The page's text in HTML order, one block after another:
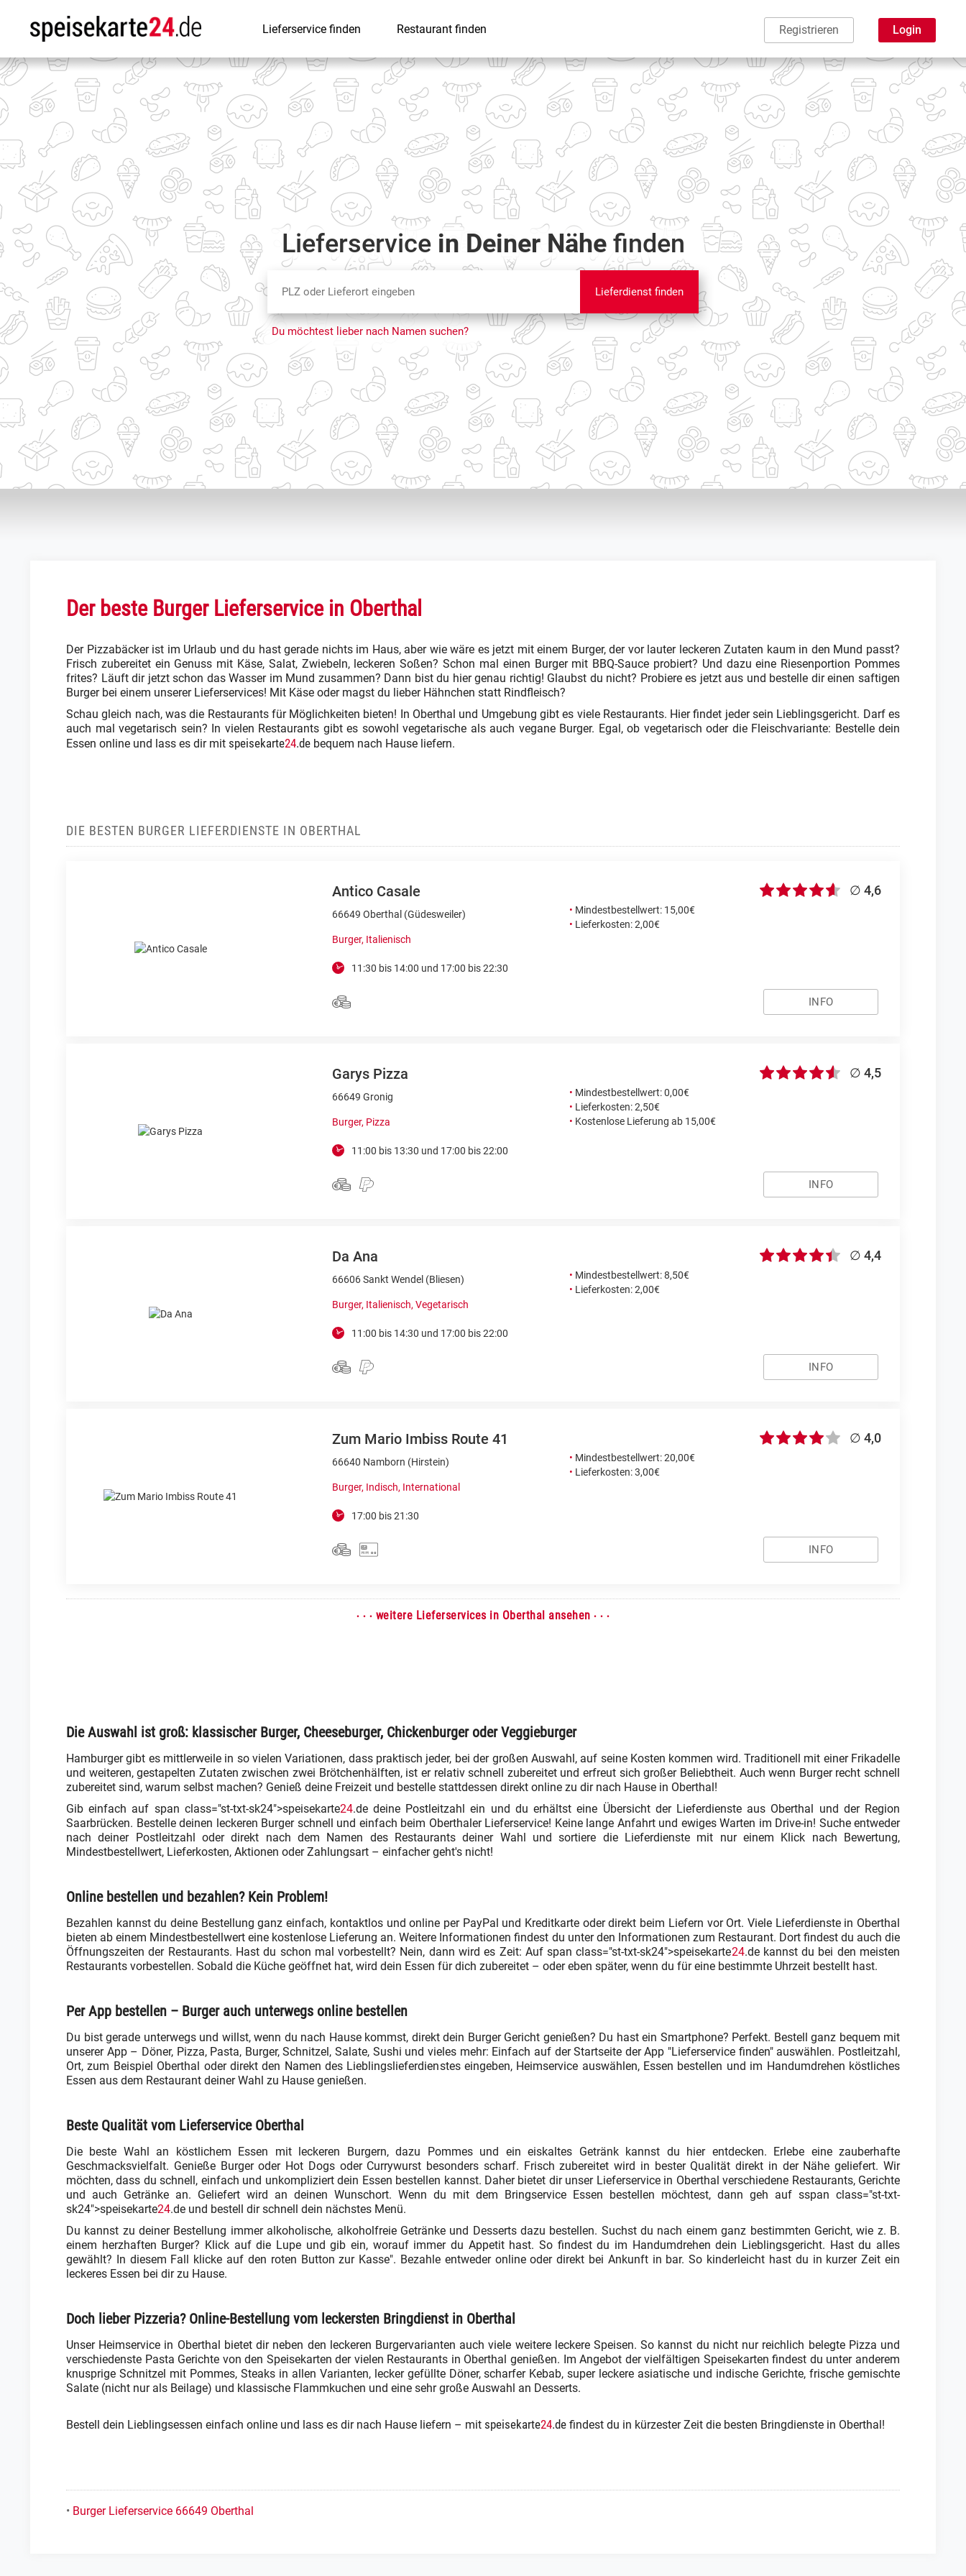
Lieferservice finden Restaurant finden Registrieren Login
Lieferservice in Deiner Nähefinden
Lieferdienst finden
Du möchtest lieber nach Namen suchen?
Der beste Burger Lieferservice in Oberthal
Der Pizzabäcker ist im Urlaub und du hast gerade nichts im Haus, aber wie wäre es jetzt mit einem Burger, der vor lauter leckeren Zutaten kaum in den Mund passt?
Frisch zubereitet ein Genuss mit Käse, Salat, Zwiebeln, leckeren Soßen? Schon mal einen Burger mit BBQ-Sauce probiert? Und dazu eine Riesenportion Pommes
frites? Läuft dir jetzt schon das Wasser im Mund zusammen? Dann bist du hier genau richtig! Glaubst du nicht? Probiere es jetzt aus und bestelle dir einen saftigen
Burger bei einem unserer Lieferservices! Mit Käse oder magst du lieber Hähnchen statt Rindfleisch?
Schau gleich nach, was die Restaurants für Möglichkeiten bieten! In Oberthal und Umgebung gibt es viele Restaurants. Hier findet jeder sein Lieblingsgericht. Darf es
auch mal vegetarisch sein? In vielen Restaurants gibt es sowohl vegetarische als auch vegane Burger. Egal, ob vegetarisch oder die Fleischvariante: Bestelle dein
Essen online und lass es dir mit speisekarte24.de bequem nach Hause liefern.
DIE BESTEN BURGER LIEFERDIENSTE IN OBERTHAL
Antico Casale
66649 Oberthal (Güdesweiler)
Burger, Italienisch
11:30 bis 14:00 und 17:00 bis 22:30
• Mindestbestellwert: 15,00€
• Lieferkosten: 2,00€
∅ 4,6
INFO
Garys Pizza
66649 Gronig
Burger, Pizza
11:00 bis 13:30 und 17:00 bis 22:00
• Mindestbestellwert: 0,00€
• Lieferkosten: 2,50€
• Kostenlose Lieferung ab 15,00€
∅ 4,5
INFO
Da Ana
66606 Sankt Wendel (Bliesen)
Burger, Italienisch, Vegetarisch
11:00 bis 14:30 und 17:00 bis 22:00
• Mindestbestellwert: 8,50€
• Lieferkosten: 2,00€
∅ 4,4
INFO
Zum Mario Imbiss Route 41
66640 Namborn (Hirstein)
Burger, Indisch, International
17:00 bis 21:30
• Mindestbestellwert: 20,00€
• Lieferkosten: 3,00€
∅ 4,0
INFO
· · · weitere Lieferservices in Oberthal ansehen · · ·
Die Auswahl ist groß: klassischer Burger, Cheeseburger, Chickenburger oder Veggieburger
Hamburger gibt es mittlerweile in so vielen Variationen, dass praktisch jeder, bei der großen Auswahl, auf seine Kosten kommen wird. Traditionell mit einer Frikadelle
und weiteren, gestapelten Zutaten zwischen zwei Brötchenhälften, ist er relativ schnell zubereitet und erfreut sich großer Beliebtheit. Auch wenn Burger recht schnell
zubereitet sind, warum selbst machen? Genieß deine Freizeit und bestelle stattdessen direkt online zu dir nach Hause in Oberthal!
Gib einfach auf span class="st-txt-sk24">speisekarte24.de deine Postleitzahl ein und du erhältst eine Übersicht der Lieferdienste aus Oberthal und der Region
Saarbrücken. Bestelle deinen leckeren Burger schnell und einfach beim Oberthaler Lieferservice! Keine lange Anfahrt und ewiges Warten im Drive-in! Suche entweder
nach deiner Postleitzahl oder direkt nach dem Namen des Restaurants deiner Wahl und sortiere die Lieferdienste mit nur einem Klick nach Bewertung,
Mindestbestellwert, Lieferkosten, Aktionen oder Zahlungsart – einfacher geht's nicht!
Online bestellen und bezahlen? Kein Problem!
Bezahlen kannst du deine Bestellung ganz einfach, kontaktlos und online per PayPal und Kreditkarte oder direkt beim Liefern vor Ort. Viele Lieferdienste in Oberthal
bieten ab einem Mindestbestellwert eine kostenlose Lieferung an. Weitere Informationen findest du unter den Informationen zum Restaurant. Dort findest du auch die
Öffnungszeiten der Restaurants. Hast du schon mal vorbestellt? Nein, dann wird es Zeit: Auf span class="st-txt-sk24">speisekarte24.de kannst du bei den meisten
Restaurants vorbestellen. Sobald die Küche geöffnet hat, wird dein Essen für dich zubereitet – oder eben später, wenn du für eine bestimmte Uhrzeit bestellt hast.
Per App bestellen – Burger auch unterwegs online bestellen
Du bist gerade unterwegs und willst, wenn du nach Hause kommst, direkt dein Burger Gericht genießen? Du hast ein Smartphone? Perfekt. Bestell ganz bequem mit
unserer App – Döner, Pizza, Pasta, Burger, Schnitzel, Salate, Sushi und vieles mehr: Einfach auf der Startseite der App "Lieferservice finden" auswählen. Postleitzahl,
Ort, zum Beispiel Oberthal oder direkt den Namen des Lieblingslieferdienstes eingeben, Heimservice auswählen, Essen bestellen und im Handumdrehen köstliches
Essen aus dem Restaurant deiner Wahl zu Hause genießen.
Beste Qualität vom Lieferservice Oberthal
Die beste Wahl an köstlichem Essen mit leckeren Burgern, dazu Pommes und ein eiskaltes Getränk kannst du hier entdecken. Erlebe eine zauberhafte
Geschmacksvielfalt. Genieße Burger oder Hot Dogs oder Currywurst besonders scharf. Frisch zubereitet wird in bester Qualität direkt in der Nähe geliefert. Wir
möchten, dass du schnell, einfach und unkompliziert dein Essen bestellen kannst. Daher bietet dir unser Lieferservice in Oberthal verschiedene Restaurants, Gerichte
und auch Getränke an. Geliefert wird an deinen Wunschort. Wenn du mit dem Bringservice Essen bestellen möchtest, dann geh auf sspan class="st-txt-
sk24">speisekarte24.de und bestell dir schnell dein nächstes Menü.
Du kannst zu deiner Bestellung immer alkoholische, alkoholfreie Getränke und Desserts dazu bestellen. Suchst du nach einem ganz bestimmten Gericht, wie z. B.
einem herzhaften Burger? Klick auf die Lupe und gib ein, worauf immer du Appetit hast. So findest du im Handumdrehen dein Lieblingsgericht. Hast du alles
gewählt? In diesem Fall klicke auf den roten Button zur Kasse". Bezahle entweder online oder direkt bei Ankunft in bar. So kinderleicht hast du in kurzer Zeit ein
leckeres Essen bei dir zu Hause.
Doch lieber Pizzeria? Online-Bestellung vom leckersten Bringdienst in Oberthal
Unser Heimservice in Oberthal bietet dir neben den leckeren Burgervarianten auch viele weitere leckere Speisen. So kannst du nicht nur reichlich belegte Pizza und
verschiedenste Pasta Gerichte von den Speisekarten der vielen Restaurants in Oberthal genießen. Im Angebot der vielfältigen Speisekarten findest du unter anderem
knusprige Schnitzel mit Pommes, Steaks in allen Varianten, lecker gefüllte Döner, scharfer Kebab, super leckere asiatische und indische Gerichte, frische gemischte
Salate (nicht nur als Beilage) und klassische Flammkuchen und eine sehr große Auswahl an Desserts.
Bestell dein Lieblingsessen einfach online und lass es dir nach Hause liefern – mit speisekarte24.de findest du in kürzester Zeit die besten Bringdienste in Oberthal!
• Burger Lieferservice 66649 Oberthal